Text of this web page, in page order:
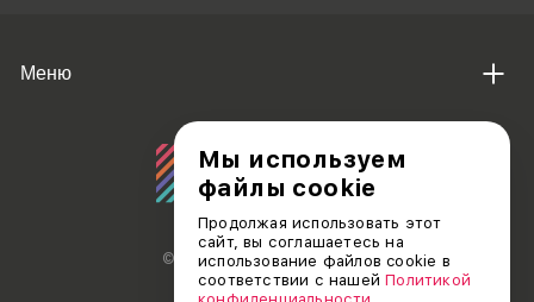
© АО «ДЕБЮТ», 2011 — 2026
Меню
Мы используем
файлы cookie
Продолжая использовать этот
сайт, вы соглашаетесь на
использование файлов cookie в
соответствии с нашейПолитикой